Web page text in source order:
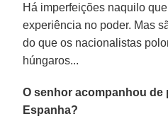
Há imperfeições naquilo
experiência no poder. Mas
do que os nacionalistas
húngaros...
O senhor acompanhou de
Espanha?